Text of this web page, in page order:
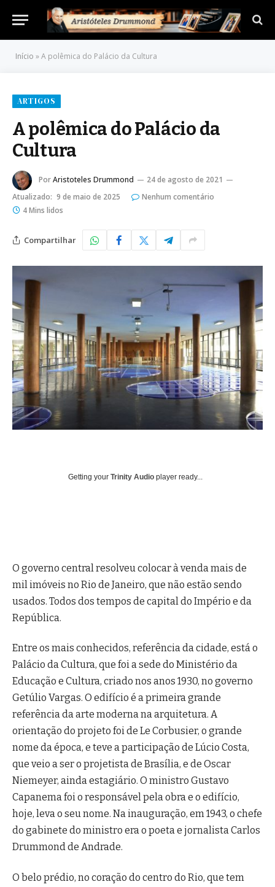
Início »A polêmica do Palácio da Cultura
ARTIGOS
A polêmica do Palácio da
Cultura
PorAristoteles Drummond
24 de agosto de 2021
Atualizado: 9 de maio de 2025
Nenhum comentário
4 Mins lidos
Compartilhar
Getting your Trinity Audio player ready...
O governo central resolveu colocar à venda mais de
mil imóveis no Rio de Janeiro, que não estão sendo
usados. Todos dos tempos de capital do Império e da
República.
Entre os mais conhecidos, referência da cidade, está o
Palácio da Cultura, que foi a sede do Ministério da
Educação e Cultura, criado nos anos 1930, no governo
Getúlio Vargas. O edifício é a primeira grande
referência da arte moderna na arquitetura. A
orientação do projeto foi de Le Corbusier, o grande
nome da época, e teve a participação de Lúcio Costa,
que veio a ser o projetista de Brasília, e de Oscar
Niemeyer, ainda estagiário. O ministro Gustavo
Capanema foi o responsável pela obra e o edifício,
hoje, leva o seu nome. Na inauguração, em 1943, o chefe
do gabinete do ministro era o poeta e jornalista Carlos
Drummond de Andrade.
O belo prédio, no coração do centro do Rio, que tem